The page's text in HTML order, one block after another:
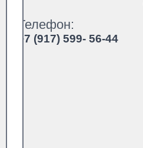
Телефон:
+7 (917) 599- 56-44